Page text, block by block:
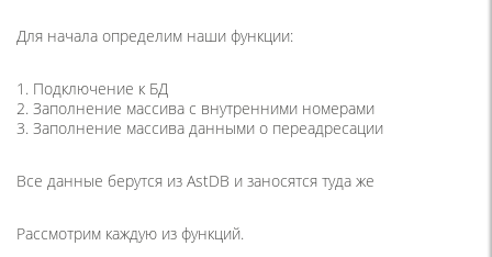
Для начала определим наши функции:
1. Подключение к БД
2. Заполнение массива с внутренними номерами
3. Заполнение массива данными о переадресации
Все данные берутся из AstDB и заносятся туда же
Рассмотрим каждую из функций.